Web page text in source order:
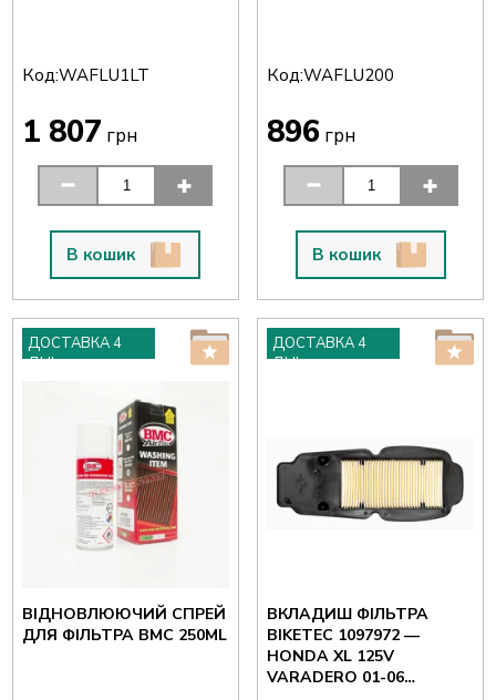
Код:WAFLU1LT
1 807 грн
В кошик
Код:WAFLU200
896 грн
В кошик
ДОСТАВКА 4
ДНІ
ВІДНОВЛЮЮЧИЙ СПРЕЙ
ДЛЯ ФІЛЬТРА BMC 250ML
ДОСТАВКА 4
ДНІ
ВКЛАДИШ ФІЛЬТРА
BIKETEC 1097972 —
HONDA XL 125V
VARADERO 01-06